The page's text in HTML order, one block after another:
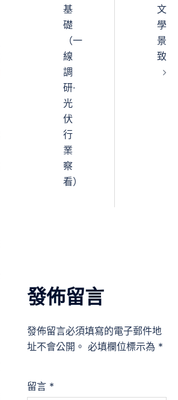
基
礎
（一
線
調
研·
光
伏
行
業
察
看）
文
學
景
致
發佈留言
發佈留言必須填寫的電子郵件地
址不會公開。 必填欄位標示為 *
留言 *